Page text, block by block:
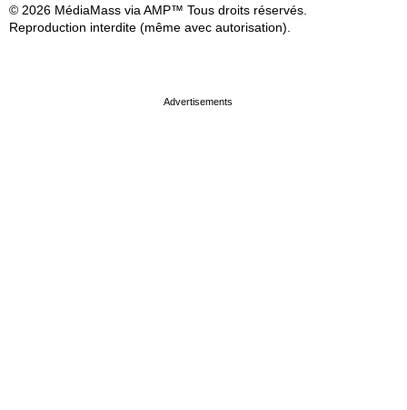
© 2026 MédiaMass via AMP™ Tous droits réservés.
Reproduction interdite (même avec autorisation).